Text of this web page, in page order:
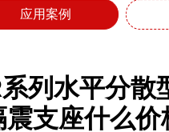
应用案例
列水平分
震支座什么价